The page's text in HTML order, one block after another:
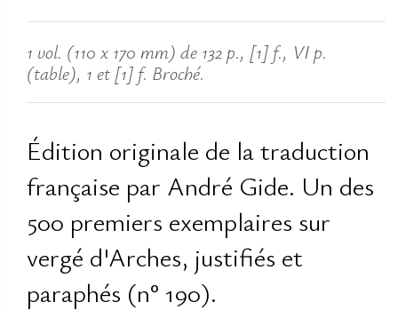
1 vol. (110 x 170 mm) de 132 p., [1] f., VI p.
(table), 1 et [1] f. Broché.
Édition originale de la traduction
française par André Gide. Un des
500 premiers exemplaires sur
vergé d'Arches, justifiés et
paraphés (n° 190).